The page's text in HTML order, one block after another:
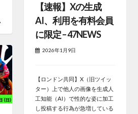
【速報】Xの生成
AI、利用を有料会員
に限定 – 47NEWS
2026年1月9日
【ロンドン共同】X（旧ツイッ
ター）上で他人の画像を生成人
工知能（AI）で性的な姿に加工
し投稿する行為が急増している